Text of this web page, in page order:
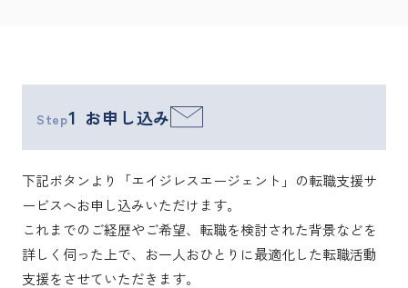
Step1 お申し込み
下記ボタンより「エイジレスエージェント」の転職支援サ
ービスへお申し込みいただけます。
これまでのご経歴やご希望、転職を検討された背景などを
詳しく伺った上で、お一人おひとりに最適化した転職活動
支援をさせていただきます。